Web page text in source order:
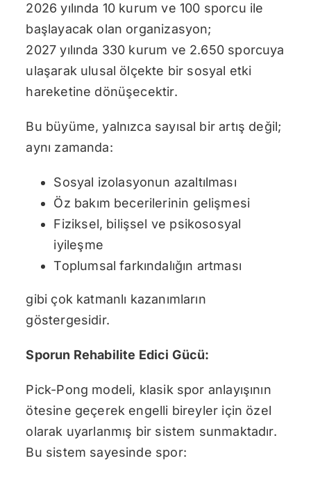
2026 yılında 10 kurum ve 100 sporcu ile
başlayacak olan organizasyon;
2027 yılında 330 kurum ve 2.650 sporcuya
ulaşarak ulusal ölçekte bir sosyal etki
hareketine dönüşecektir.
Bu büyüme, yalnızca sayısal bir artış değil;
aynı zamanda:
Sosyal izolasyonun azaltılması
Öz bakım becerilerinin gelişmesi
Fiziksel, bilişsel ve psikososyal
iyileşme
Toplumsal farkındalığın artması
gibi çok katmanlı kazanımların
göstergesidir.
Sporun Rehabilite Edici Gücü:
Pick-Pong modeli, klasik spor anlayışının
ötesine geçerek engelli bireyler için özel
olarak uyarlanmış bir sistem sunmaktadır.
Bu sistem sayesinde spor: